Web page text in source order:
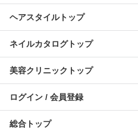
ヘアスタイルトップ
ネイルカタログトップ
美容クリニックトップ
ログイン / 会員登録
総合トップ